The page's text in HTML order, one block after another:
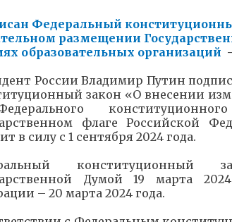
Федеральный
размещении
образовательных организаций
России Владимир Путин
закон «О внесении
флаге Российской
в силу с 1 сентября 2024 года.
конституционный
Думой 19 марта
– 20 марта 2024 года.